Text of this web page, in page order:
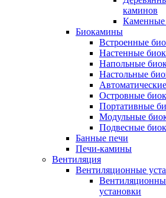
каминов
Каменные
Биокамины
Встроенные
Настенные
Напольные
Настольные
Островные
Портативные
Модульные
Подвесные
Банные печи
Печи-камины
Вентиляция
Вентиляционные
установки